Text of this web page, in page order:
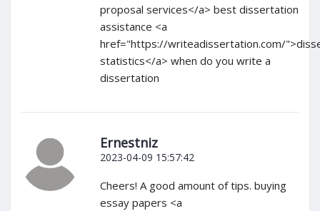
proposal services</a> best dissertation
assistance <a
href="https://writeadissertation.com/
statistics</a> when do you write a
dissertation
Ernestniz
2023-04-09 15:57:42
Cheers! A good amount of tips. buying
essay papers <a